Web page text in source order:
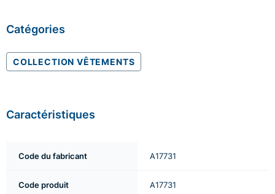
Catégories
COLLECTION VÊTEMENTS
Caractéristiques
Code du fabricant A17731
Code produit A17731